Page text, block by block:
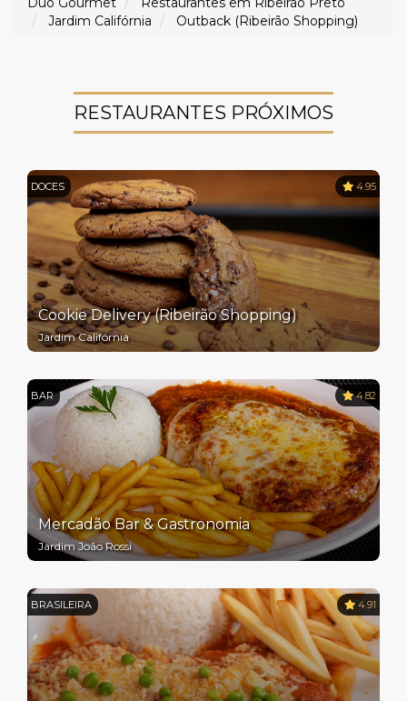
Jardim Califórnia
Outback (Ribeirão Shopping)
RESTAURANTES PRÓXIMOS
DOCES 4.95
Cookie Delivery (Ribeirão Shopping)
Jardim Califórnia
BAR 4.82
Mercadão Bar & Gastronomia
Jardim João Rossi
BRASILEIRA 4.91